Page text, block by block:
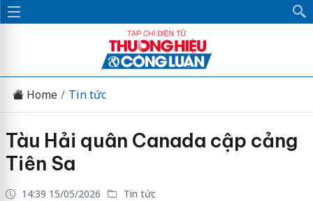
Home Tin tức
Tàu Hải quân Canada cập cảng
Tiên Sa
14:39 15/05/2026 Tin tức